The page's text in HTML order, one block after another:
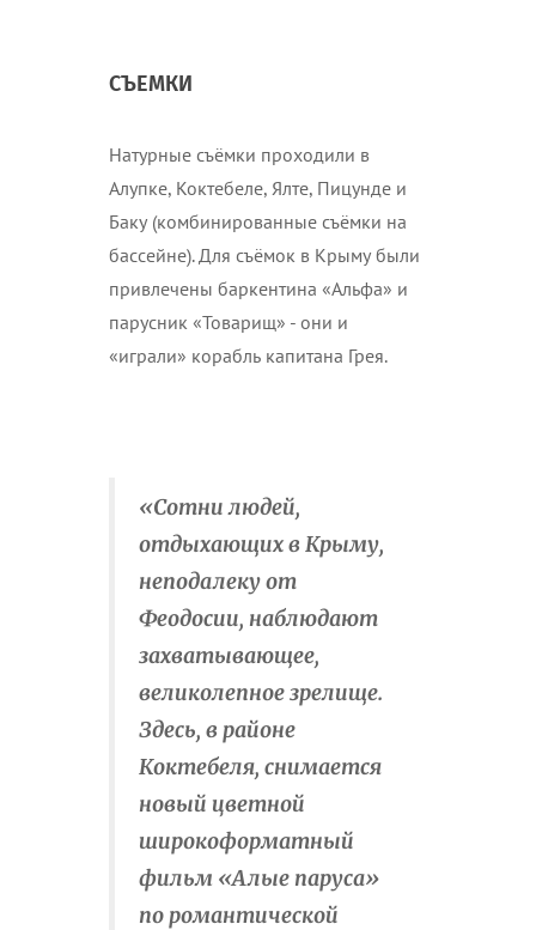
СЪЕМКИ
Натурные съёмки проходили в
Алупке, Коктебеле, Ялте, Пицунде и
Баку (комбинированные съёмки на
бассейне). Для съёмок в Крыму были
привлечены баркентина «Альфа» и
парусник «Товарищ» - они и
«играли» корабль капитана Грея.
«Сотни людей,
отдыхающих в Крыму,
неподалеку от
Феодосии, наблюдают
захватывающее,
великолепное зрелище.
Здесь, в районе
Коктебеля, снимается
новый цветной
широкоформатный
фильм «Алые паруса»
по романтической